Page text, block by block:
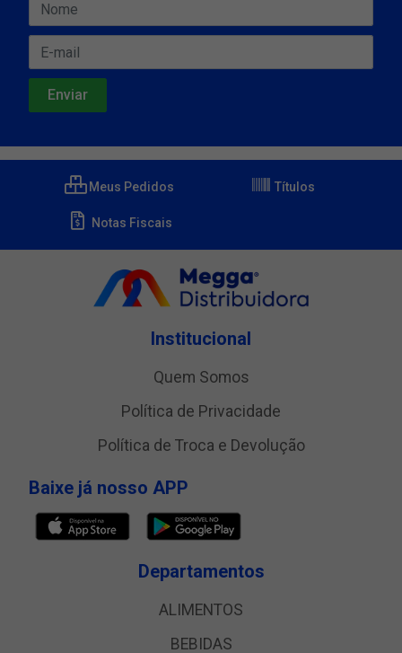
Meus Pedidos Títulos
Notas Fiscais
Institucional
Quem Somos
Política de Privacidade
Política de Troca e Devolução
Baixe já nosso APP
Departamentos
ALIMENTOS
BEBIDAS